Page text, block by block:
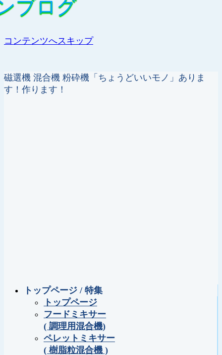
コンテンツへスキップ
磁選機 混合機 粉砕機「ちょうどいいモノ」ありま
す！作ります！
ブログ
トップページ / 特集
トップページ
フードミキサー
( 調理用混合機)
ペレットミキサー
( 樹脂粒混合機 )
ブログ